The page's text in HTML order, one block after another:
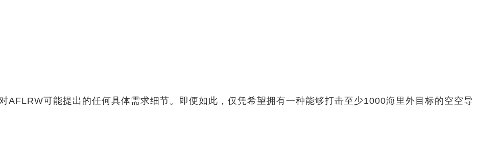
AFLRW可能提出的任何具体需求细节。即便如此，仅凭希望拥有一种能够打击至少1000海里外目标的空空导